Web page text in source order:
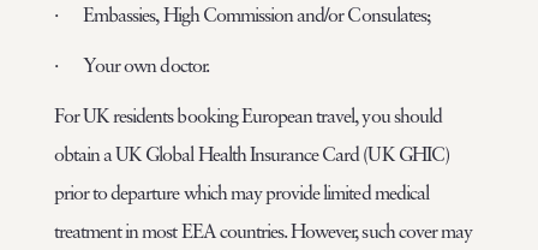
· Embassies, High Commission and/or Consulates;
· Your own doctor.
For UK residents booking European travel, you should
obtain a UK Global Health Insurance Card (UK GHIC)
prior to departure which may provide limited medical
treatment in most EEA countries. However, such cover may